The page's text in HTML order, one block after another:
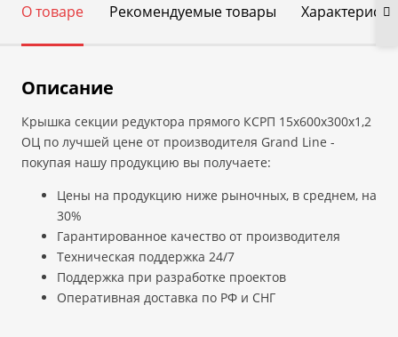
О товаре Рекомендуемые товары
Описание
Крышка секции редуктора прямого КСРП 15х600х300х1,2
ОЦ по лучшей цене от производителя Grand Line -
покупая нашу продукцию вы получаете:
Цены на продукцию ниже рыночных, в среднем, на
30%
Гарантированное качество от производителя
Техническая поддержка 24/7
Поддержка при разработке проектов
Оперативная доставка по РФ и СНГ